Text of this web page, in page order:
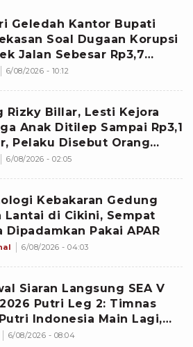
Geledah Kantor Bupati
Soal Dugaan Korupsi
Jalan Sebesar Rp3,7
6/08/2026 - 10:12
Rizky Billar, Lesti Kejora
Anak Ditilep Sampai Rp3,1
Pelaku Disebut Orang
6/08/2026 - 02:05
Kebakaran Gedung
Lantai di Cikini, Sempat
Dipadamkan Pakai APAR
6/08/2026 - 04:03
Siaran Langsung SEA V
Putri Leg 2: Timnas
Indonesia Main Lagi,
Hadapi Vietnam
6/08/2026 - 08:04